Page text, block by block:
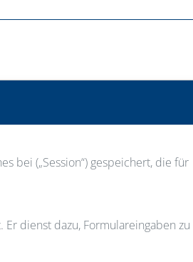
bei („Session“) gespeichert, die für
dienst dazu, Formulareingaben zu